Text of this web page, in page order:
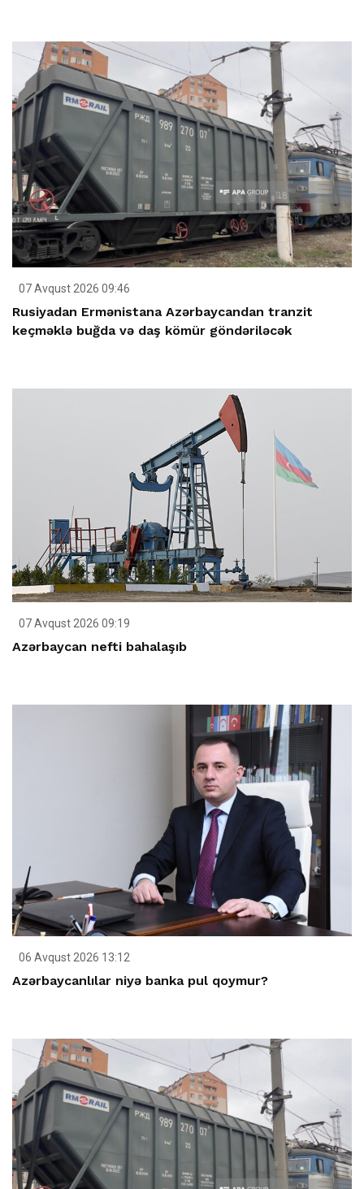
07 Avqust 2026 09:46
Rusiyadan Ermənistana Azərbaycandan tranzit
keçməklə buğda və daş kömür göndəriləcək
07 Avqust 2026 09:19
Azərbaycan nefti bahalaşıb
06 Avqust 2026 13:12
Azərbaycanlılar niyə banka pul qoymur?